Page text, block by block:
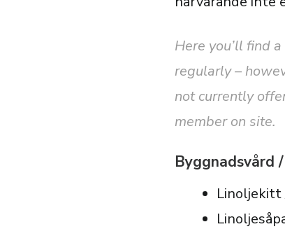
Here you’ll find
regularly –
not currently
member on site.
Byggnadsvård /
Linoljekitt